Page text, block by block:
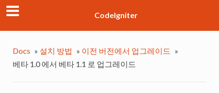
CodeIgniter
Docs » 설치 방법 » 이전 버전에서 업그레이드 »
베타 1.0 에서 베타 1.1 로 업그레이드